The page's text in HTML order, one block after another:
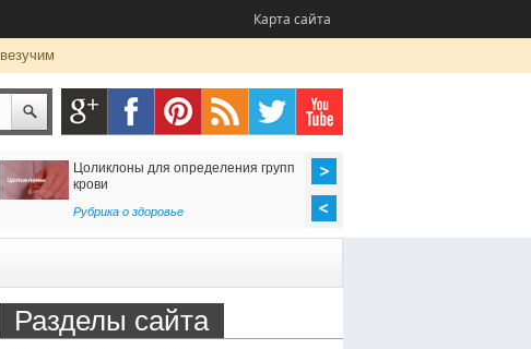
Карта сайта
Цоликлоны для определения групп
крови
Рубрика о здоровье
Разделы сайта